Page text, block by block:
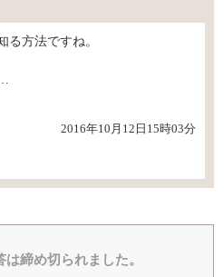
る方法ですね。
2016年10月12日15時03分
締め切られました。